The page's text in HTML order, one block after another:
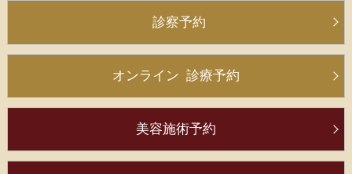
診察予約
オンライン 診療予約
美容施術予約